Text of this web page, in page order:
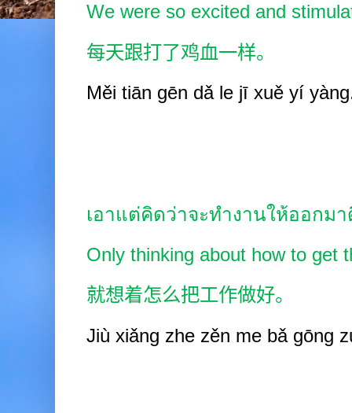
We were so excited and
每天跟打了鸡血一样。
Měi tiān gēn dǎ le jī xuě yí
เอาแต่คิดว่าจะทำงานให้ออกม
Only thinking about how to get
就想着怎么把工作做好。
Jiù xiǎng zhe zěn me bǎ gōng